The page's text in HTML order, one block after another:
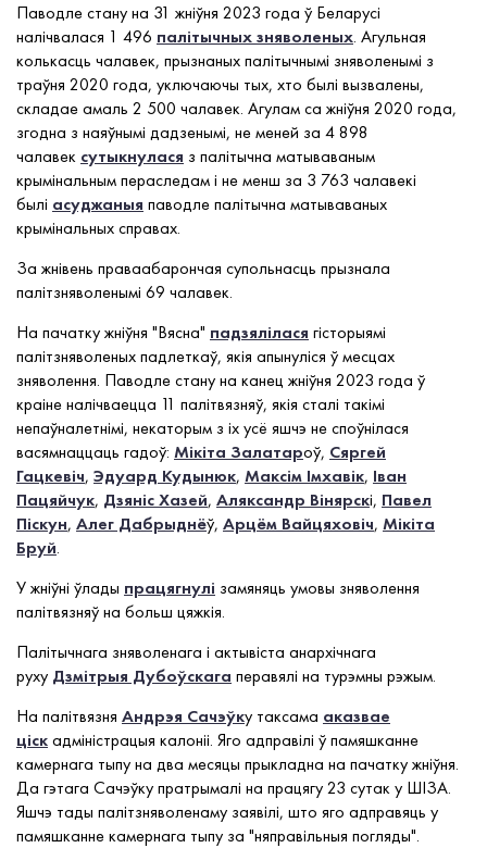
Паводле стану на 31 жніўня 2023 года ў Беларусі
налічвалася 1 496 палітычных зняволеных. Агульная
колькасць чалавек, прызнаных палітычнымі зняволенымі з
траўня 2020 года, уключаючы тых, хто былі вызвалены,
складае амаль 2 500 чалавек. Агулам са жніўня 2020 года,
згодна з наяўнымі дадзенымі, не меней за 4 898
чалавек сутыкнулася з палітычна матываваным
крымінальным пераследам і не менш за 3 763 чалавекі
былі асуджаныя паводле палітычна матываваных
крымінальных справах.
За жнівень праваабарончая супольнасць прызнала
палітзняволенымі 69 чалавек.
На пачатку жніўня "Вясна" падзялілася гісторыямі
палітзняволеных падлеткаў, якія апынуліся ў месцах
зняволення. Паводле стану на канец жніўня 2023 года ў
краіне налічваецца 11 палітвязняў, якія сталі такімі
непаўналетнімі, некаторым з іх усё яшчэ не споўнілася
васямнаццаць гадоў: Мікіта Залатароў, Сяргей
Гацкевіч, Эдуард Кудынюк, Максім Імхавік, Іван
Пацяйчук, Дзяніс Хазей, Аляксандр Вінярскі, Павел
Піскун, Алег Дабрыднёў, Арцём Вайцяховіч, Мікіта
Бруй.
У жніўні ўлады працягнулі замяняць умовы зняволення
палітвязняў на больш цяжкія.
Палітычнага зняволенага і актывіста анархічнага
руху Дзмітрыя Дубоўскага перавялі на турэмны рэжым.
На палітвязня Андрэя Сачэўку таксама аказвае
ціскадміністрацыя калоніі. Яго адправілі ў памяшканне
камернага тыпу на два месяцы прыкладна на пачатку жніўня.
Да гэтага Сачэўку пратрымалі на працягу 23 сутак у ШІЗА.
Яшчэ тады палітзняволенаму заявілі, што яго адправяць у
памяшканне камернага тыпу за "няправільныя погляды".